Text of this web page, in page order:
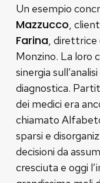
Un esempio
Mazzucco,
Farina, direttrice
Monzino. La loro
sinergia
diagnostica.
dei medici era
chiamato
sparsi e
decisioni da
cresciuta e oggi